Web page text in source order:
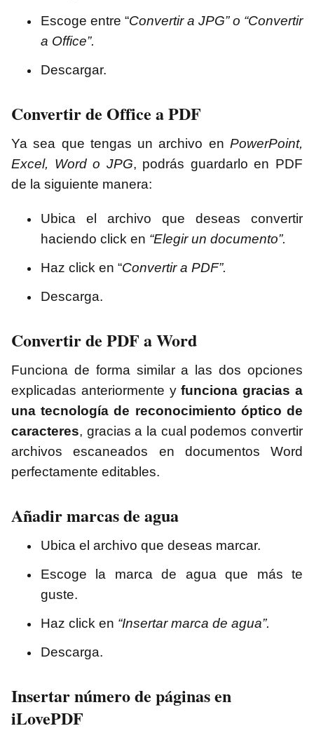
Escoge entre “Convertir a JPG” o “Convertir
a Office”.
Descargar.
Convertir de Office a PDF
Ya sea que tengas un archivo en PowerPoint,
Excel, Word o JPG, podrás guardarlo en PDF
de la siguiente manera:
Ubica el archivo que deseas convertir
haciendo click en “Elegir un documento”.
Haz click en “Convertir a PDF”.
Descarga.
Convertir de PDF a Word
Funciona de forma similar a las dos opciones
explicadas anteriormente yfunciona gracias a
una tecnología de reconocimiento óptico de
caracteres, gracias a la cual podemos convertir
archivos escaneados en documentos Word
perfectamente editables.
Añadir marcas de agua
Ubica el archivo que deseas marcar.
Escoge la marca de agua que más te
guste.
Haz click en “Insertar marca de agua”.
Descarga.
Insertar número de páginas en
iLovePDF